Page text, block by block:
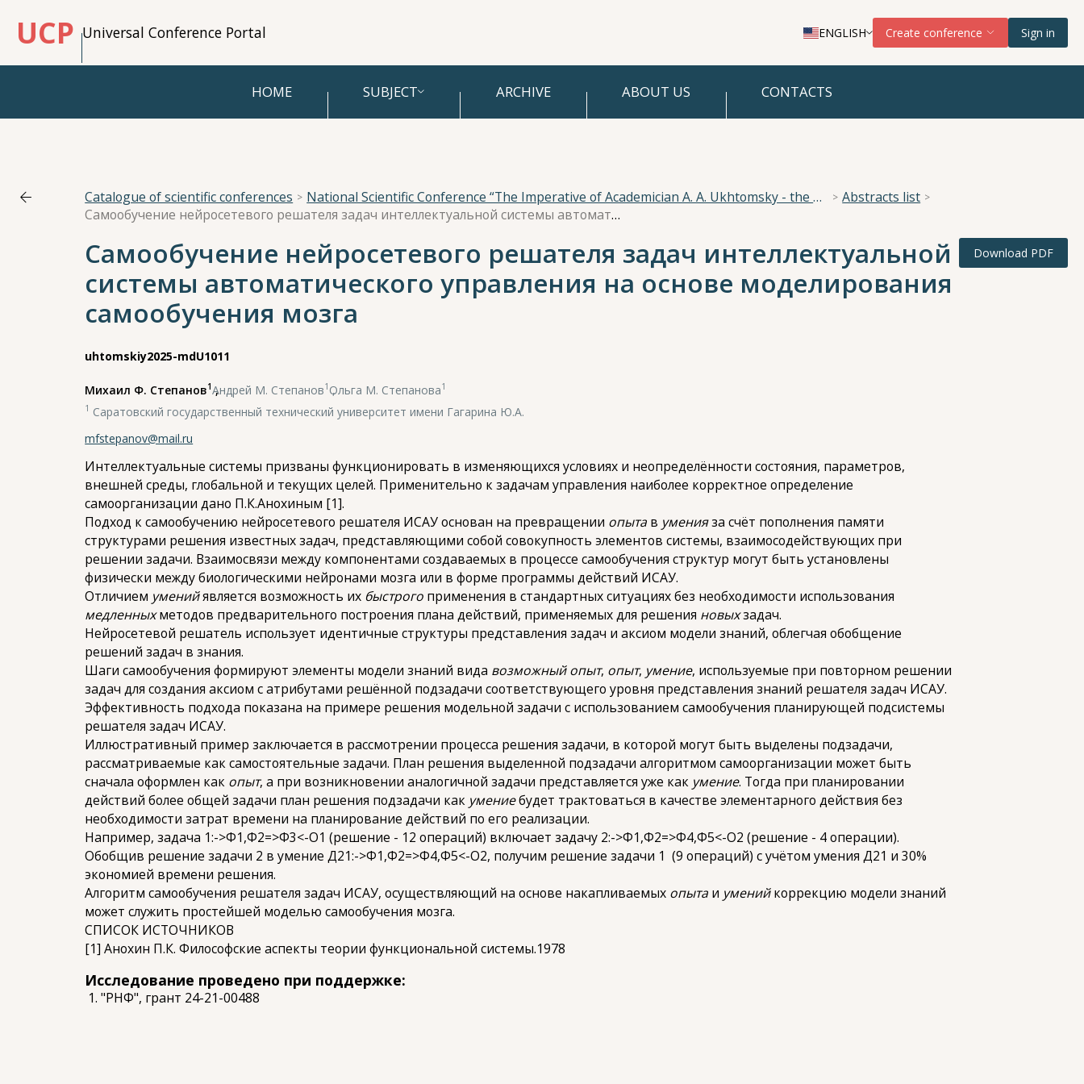
UCP Universal Conference Portal ENGLISH Create conference Sign in
HOME SUBJECT ARCHIVE ABOUT US CONTACTS
Catalogue of scientific conferences National Scientific Conference “The Imperative of Academician A. A. Ukhtomsky - the Brain and its Self-Cognition”
Abstracts list
Самообучение нейросетевого решателя задач интеллектуальной системы автоматического управления на основе моделирования самообучения мозга
Самообучение нейросетевого решателя задач интеллектуальной
системы автоматического управления на основе моделирования
самообучения мозга
uhtomskiy2025-mdU1011
Михаил Ф. Степанов1,
Андрей М. Степанов1 ,
Ольга М. Степанова1
1 Саратовский государственный технический университет имени Гагарина Ю.А.
mfstepanov@mail.ru
Интеллектуальные системы призваны функционировать в изменяющихся условиях и неопределённости состояния, параметров,
внешней среды, глобальной и текущих целей. Применительно к задачам управления наиболее корректное определение
самоорганизации дано П.К.Анохиным [1].
Подход к самообучению нейросетевого решателя ИСАУ основан на превращении опыта в уменияза счёт пополнения памяти
структурами решения известных задач, представляющими собой совокупность элементов системы, взаимосодействующих при
решении задачи. Взаимосвязи между компонентами создаваемых в процессе самообучения структур могут быть установлены
физически между биологическими нейронами мозга или в форме программы действий ИСАУ.
Отличием уменийявляется возможность их быстрого применения в стандартных ситуациях без необходимости использования
медленныхметодов предварительного построения плана действий, применяемых для решения новыхзадач.
Нейросетевой решатель использует идентичные структуры представления задач и аксиом модели знаний, облегчая обобщение
решений задач в знания.
Шаги самообучения формируют элементы модели знаний вида возможный опыт, опыт, умение, используемые при повторном решении
задач для создания аксиом с атрибутами решённой подзадачи соответствующего уровня представления знаний решателя задач ИСАУ.
Эффективность подхода показана на примере решения модельной задачи с использованием самообучения планирующей подсистемы
решателя задач ИСАУ.
Иллюстративный пример заключается в рассмотрении процесса решения задачи, в которой могут быть выделены подзадачи,
рассматриваемые как самостоятельные задачи. План решения выделенной подзадачи алгоритмом самоорганизации может быть
сначала оформлен как опыт, а при возникновении аналогичной задачи представляется уже как умение. Тогда при планировании
действий более общей задачи план решения подзадачи как умениебудет трактоваться в качестве элементарного действия без
необходимости затрат времени на планирование действий по его реализации.
Например, задача 1:->Ф1,Ф2=>Ф3<-О1 (решение - 12 операций) включает задачу 2:->Ф1,Ф2=>Ф4,Ф5<-О2 (решение - 4 операции).
Обобщив решение задачи 2 в умение Д21:->Ф1,Ф2=>Ф4,Ф5<-О2, получим решение задачи 1 (9 операций) с учётом умения Д21 и 30%
экономией времени решения.
Алгоритм самообучения решателя задач ИСАУ, осуществляющий на основе накапливаемых опыта и уменийкоррекцию модели знаний
может служить простейшей моделью самообучения мозга.
СПИСОК ИСТОЧНИКОВ
[1] Анохин П.К. Философские аспекты теории функциональной системы.1978
Исследование проведено при поддержке:
"РНФ", грант 24-21-00488
Download PDF